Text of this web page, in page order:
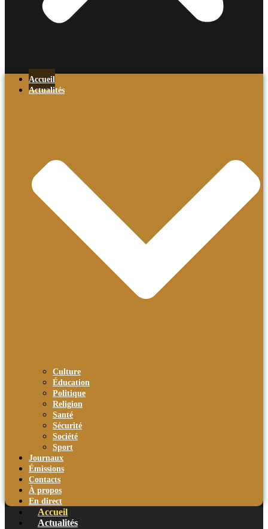
Accueil
Actualités
Culture
Éducation
Politique
Religion
Santé
Sécurité
Société
Sport
Journaux
Émissions
Contacts
À propos
En direct
Accueil
Actualités